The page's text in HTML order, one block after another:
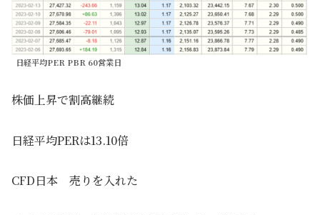
日経平均PER PBR 60営業日
株価上昇で割高継続
日経平均PERは13.10倍
CFD日本 売りを入れた